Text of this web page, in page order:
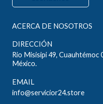
ACERCA DE NOSOTROS
DIRECCIÓN
Rio Misisipi 49, Cuauhtémoc
México.
EMAIL
info@servicior24.store